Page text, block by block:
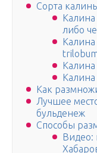
Сорта
Калина
либо
Калина
Калина
Как
Лучшее
бульденеж
Способы
Видео: